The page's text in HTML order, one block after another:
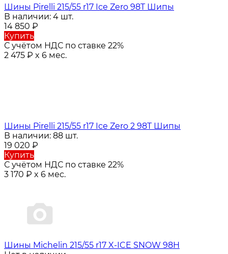
Шины Pirelli 215/55 r17 Ice Zero 98T Шипы
В наличии: 4 шт.
14 850 ₽
Купить
С учётом НДС по ставке 22%
2 475 ₽ x 6 мес.
Шины Pirelli 215/55 r17 Ice Zero 2 98T Шипы
В наличии: 88 шт.
19 020 ₽
Купить
С учётом НДС по ставке 22%
3 170 ₽ x 6 мес.
Шины Michelin 215/55 r17 X-ICE SNOW 98H